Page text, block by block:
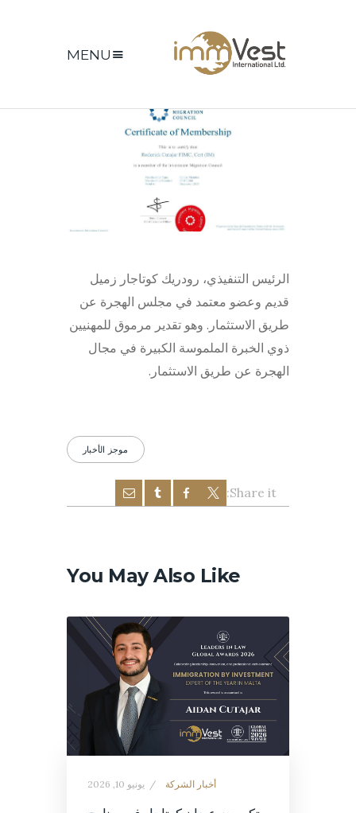
MENU
الرئيس التنفيذي، رودريك كوتاجار زميل
قديم وعضو معتمد في مجلس الهجرة عن
طريق الاستثمار. وهو تقدير مرموق للمهنيين
ذوي الخبرة الملموسة الكبيرة في مجال
الهجرة عن طريق الاستثمار.
موجز الأخبار
Share it:
You May Also Like
أخبار الشركة يونيو 10, 2026